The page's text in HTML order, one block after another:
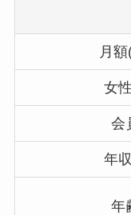
月
女
会
年
年